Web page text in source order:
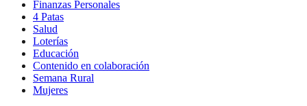
Finanzas Personales
4 Patas
Salud
Loterías
Educación
Contenido en colaboración
Semana Rural
Mujeres